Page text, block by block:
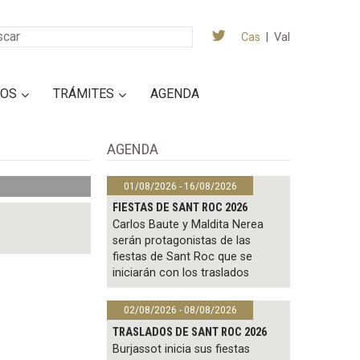
Cas Val
TRÁMITES AGENDA
AGENDA
01/08/2026 - 16/08/2026
FIESTAS DE SANT ROC 2026
Carlos Baute y Maldita Nerea
serán protagonistas de las
fiestas de Sant Roc que se
iniciarán con los traslados
02/08/2026 - 08/08/2026
TRASLADOS DE SANT ROC 2026
Burjassot inicia sus fiestas